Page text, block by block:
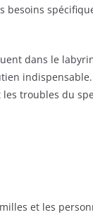
dans le
les troubles du
et les